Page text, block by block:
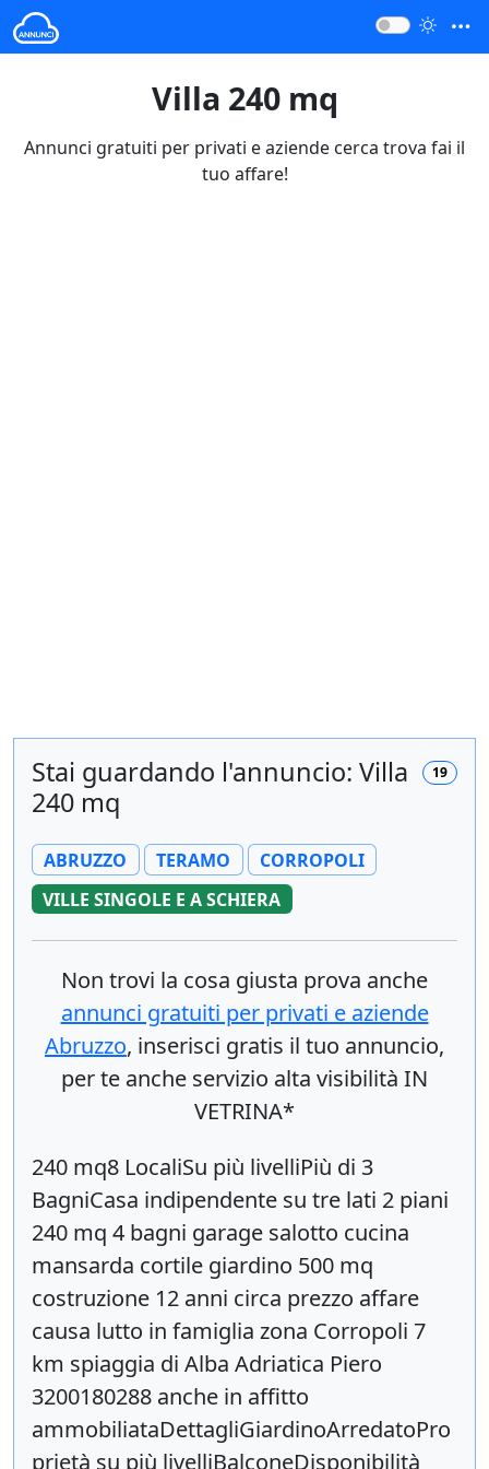
Villa 240 mq
Annunci gratuiti per privati e aziende cerca trova fai il
tuo affare!
19
Stai guardando l'annuncio: Villa
240 mq
ABRUZZO TERAMO
CORROPOLI
VILLE SINGOLE E A SCHIERA
Non trovi la cosa giusta prova anche
annunci gratuiti per privati e aziende
Abruzzo, inserisci gratis il tuo annuncio,
per te anche servizio alta visibilità IN
VETRINA*
240 mq8 LocaliSu più livelliPiù di 3
BagniCasa indipendente su tre lati 2 piani
240 mq 4 bagni garage salotto cucina
mansarda cortile giardino 500 mq
costruzione 12 anni circa prezzo affare
causa lutto in famiglia zona Corropoli 7
km spiaggia di Alba Adriatica Piero
3200180288 anche in affitto
ammobiliataDettagliGiardinoArredatoPro
prietà su più livelliBalconeDisponibilità